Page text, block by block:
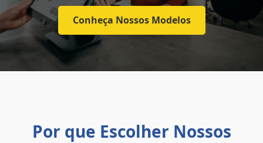
Conheça Nossos Modelos
Por que Escolher Nossos